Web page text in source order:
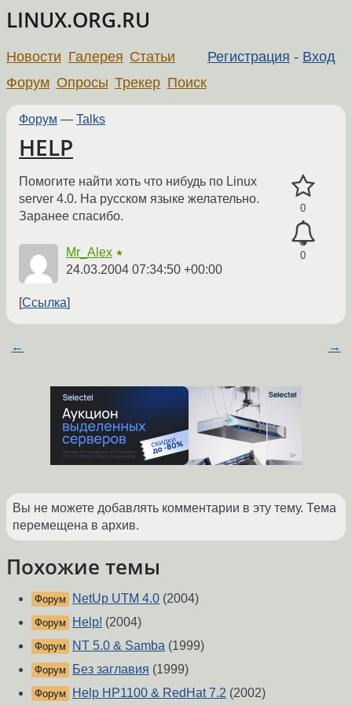
LINUX.ORG.RU
Регистрация - Вход
Новости Галерея Статьи
Форум Опросы Трекер Поиск
Форум — Talks
HELP
0
0
Помогите найти хоть что нибудь по Linux
server 4.0. На русском языке желательно.
Заранее спасибо.
Mr_Alex ★
24.03.2004 07:34:50 +00:00
Ссылка
← →
Вы не можете добавлять комментарии в эту тему. Тема
перемещена в архив.
Похожие темы
Форум NetUp UTM 4.0 (2004)
Форум Help! (2004)
Форум NT 5.0 & Samba (1999)
Форум Без заглавия (1999)
Форум Help HP1100 & RedHat 7.2 (2002)